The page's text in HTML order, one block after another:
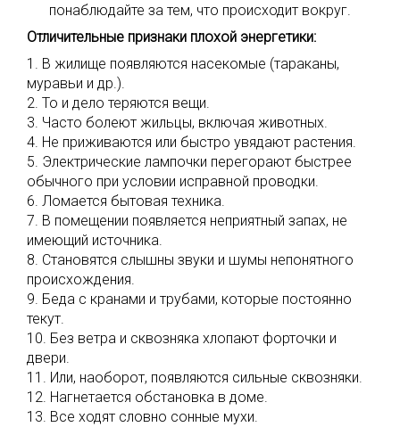
понаблюдайте за тем, что происходит вокруг.
Отличительные признаки плохой энергетики:
1. В жилище появляются насекомые (тараканы,
муравьи и др.).
2. То и дело теряются вещи.
3. Часто болеют жильцы, включая животных.
4. Не приживаются или быстро увядают растения.
5. Электрические лампочки перегорают быстрее
обычного при условии исправной проводки.
6. Ломается бытовая техника.
7. В помещении появляется неприятный запах, не
имеющий источника.
8. Становятся слышны звуки и шумы непонятного
происхождения.
9. Беда с кранами и трубами, которые постоянно
текут.
10. Без ветра и сквозняка хлопают форточки и
двери.
11. Или, наоборот, появляются сильные сквозняки.
12. Нагнетается обстановка в доме.
13. Все ходят словно сонные мухи.